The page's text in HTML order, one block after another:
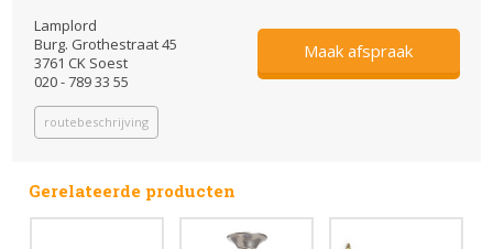
Lamplord
Burg. Grothestraat 45
3761 CK Soest
020 - 789 33 55
routebeschrijving
Maak afspraak
Gerelateerde producten